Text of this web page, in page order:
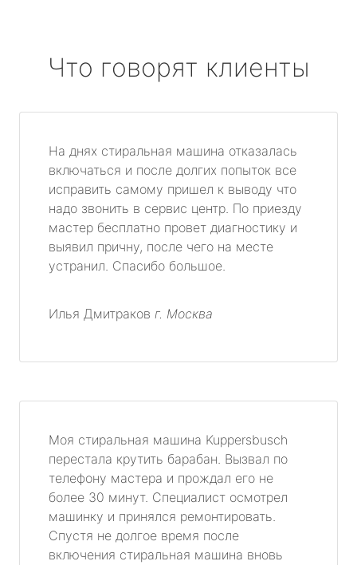
Что говорят клиенты
На днях стиральная машина отказалась
включаться и после долгих попыток все
исправить самому пришел к выводу что
надо звонить в сервис центр. По приезду
мастер бесплатно провет диагностику и
выявил причну, после чего на месте
устранил. Спасибо большое.
Илья Дмитраков г. Москва
Моя стиральная машина Kuppersbusch
перестала крутить барабан. Вызвал по
телефону мастера и прождал его не
более 30 минут. Специалист осмотрел
машинку и принялся ремонтировать.
Спустя не долгое время после
включения стиральная машина вновь